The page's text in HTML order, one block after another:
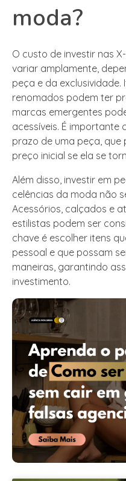
moda?
O custo de investir nas
variar amplamente,
peça e da exclusividade.
renomados podem ter
marcas emergentes
acessíveis. É importante
prazo de uma peça, que
preço inicial se ela se
Além disso, investir em
celências da moda não
Acessórios, calçados e
estilistas podem ser
chave é escolher itens
pessoal e que possam
maneiras, garantindo
investimento.